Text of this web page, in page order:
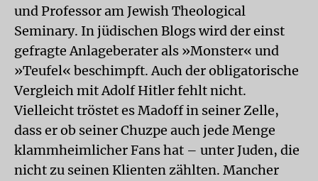
und Professor am Jewish Theological
Seminary. In jüdischen Blogs wird der einst
gefragte Anlageberater als »Monster« und
»Teufel« beschimpft. Auch der obligatorische
Vergleich mit Adolf Hitler fehlt nicht.
Vielleicht tröstet es Madoff in seiner Zelle,
dass er ob seiner Chuzpe auch jede Menge
klammheimlicher Fans hat – unter Juden, die
nicht zu seinen Klienten zählten. Mancher